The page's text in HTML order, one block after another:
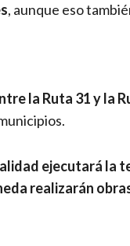
, aunque eso
la Ruta 31 y la
ejecutará la
realizarán